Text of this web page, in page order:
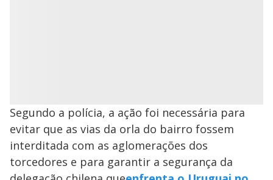
Segundo a polícia, a ação foi necessária para
evitar que as vias da orla do bairro fossem
interditada com as aglomerações dos
torcedores e para garantir a segurança da